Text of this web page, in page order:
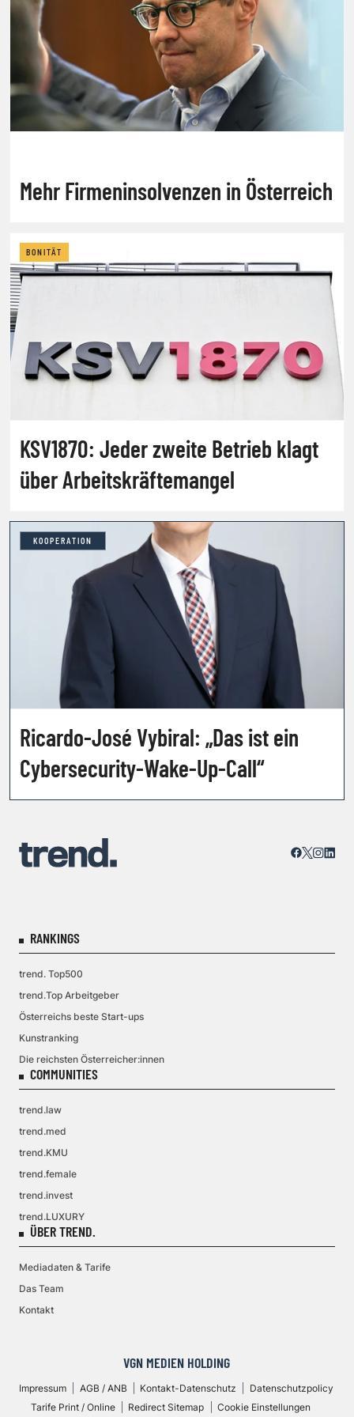
Mehr Firmeninsolvenzen in Österreich
BONITÄT
KSV1870: Jeder zweite Betrieb klagt
über Arbeitskräftemangel
KOOPERATION
Ricardo-José Vybiral: „Das ist ein
Cybersecurity-Wake-Up-Call“
RANKINGS
trend. Top500
trend.Top Arbeitgeber
Österreichs beste Start-ups
Kunstranking
Die reichsten Österreicher:innen
COMMUNITIES
trend.law
trend.med
trend.KMU
trend.female
trend.invest
trend.LUXURY
ÜBER TREND.
Mediadaten & Tarife
Das Team
Kontakt
VGN MEDIEN HOLDING
Impressum AGB / ANB Kontakt-Datenschutz
Datenschutzpolicy
Tarife Print / Online
Redirect Sitemap Cookie Einstellungen